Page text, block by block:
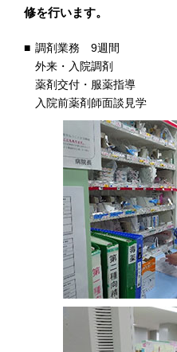
修を行います。
調剤業務 9週間
外来・入院調剤
薬剤交付・服薬指導
入院前薬剤師面談見学